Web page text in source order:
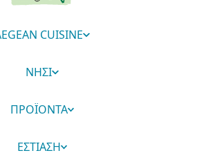
CUISINE
ΝΗΣΙ
ΠΡΟΪΟΝΤΑ
ΕΣΤΙΑΣΗ